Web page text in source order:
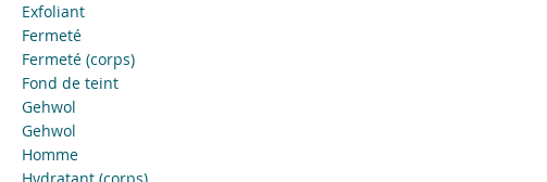
Exfoliant
Fermeté
Fermeté (corps)
Fond de teint
Gehwol
Gehwol
Homme